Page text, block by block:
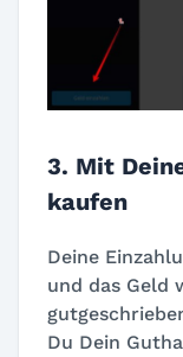
3. Mit
kaufen
Deine
und das Geld
Du Dein